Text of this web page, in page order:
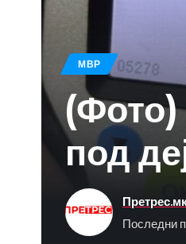
МВР
(Фото)
под
Последни